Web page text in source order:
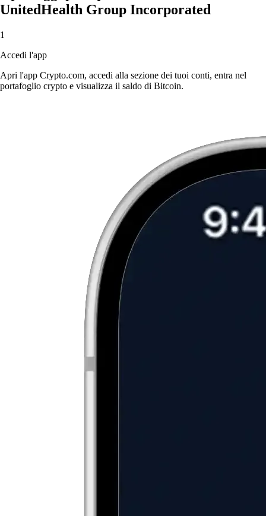
UnitedHealth Group Incorporated
1
Accedi l'app
Apri l'app Crypto.com, accedi alla sezione dei tuoi conti, entra nel
portafoglio crypto e visualizza il saldo di Bitcoin.